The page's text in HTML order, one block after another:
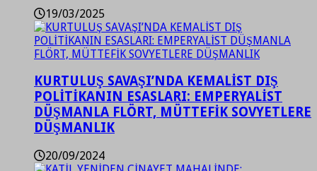
19/03/2025
KURTULUŞ SAVAŞI’NDA KEMALİST DIŞ
POLİTİKANIN ESASLARI: EMPERYALİST
DÜŞMANLA FLÖRT, MÜTTEFİK SOVYETLERE
DÜŞMANLIK
20/09/2024